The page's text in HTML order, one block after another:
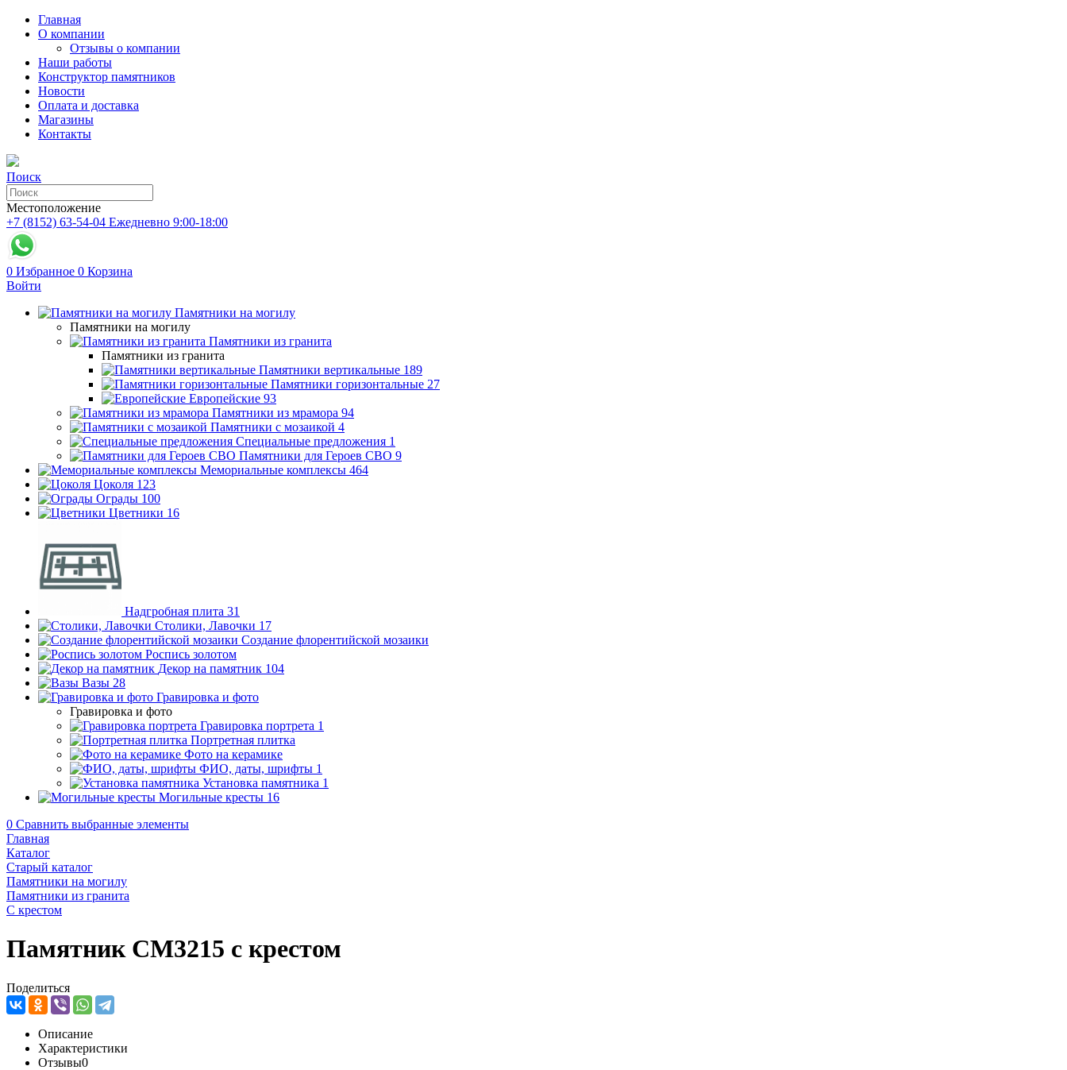
Главная
О компании
Отзывы о компании
Наши работы
Конструктор памятников
Новости
Оплата и доставка
Магазины
Контакты
Поиск
Местоположение
+7 (8152) 63-54-04 Ежедневно 9:00-18:00
0 Избранное 0 Корзина
Войти
Памятники на могилу
Памятники на могилу
Памятники из гранита
Памятники из гранита
Памятники вертикальные 189
Памятники горизонтальные 27
Европейские 93
Памятники из мрамора 94
Памятники с мозаикой 4
Специальные предложения 1
Памятники для Героев СВО 9
Мемориальные комплексы 464
Цоколя 123
Ограды 100
Цветники 16
Надгробная плита 31
Столики, Лавочки 17
Создание флорентийской мозаики
Роспись золотом
Декор на памятник 104
Вазы 28
Гравировка и фото
Гравировка и фото
Гравировка портрета 1
Портретная плитка
Фото на керамике
ФИО, даты, шрифты 1
Установка памятника 1
Могильные кресты 16
0 Сравнить выбранные элементы
Главная
Каталог
Старый каталог
Памятники на могилу
Памятники из гранита
С крестом
Памятник CM3215 с крестом
Поделиться
Описание
Характеристики
Отзывы0